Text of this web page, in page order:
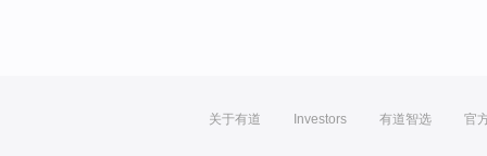
关于有道 Investors 有道智选 官